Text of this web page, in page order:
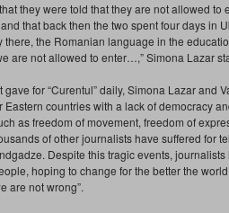
they were told that they are not allowed to
that back then the two spent four days in
there, the Romanian language in the
are not allowed to enter…,” Simona Lazar
gave for “Curentul” daily, Simona Lazar and
Eastern countries with a lack of democracy
as freedom of movement, freedom of
of other journalists have suffered for
Despite this tragic events,
hoping to change for the better the
are not wrong”.